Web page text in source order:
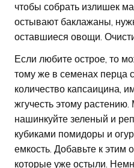
чтобы собрать излишек
остывают баклажаны,
оставшиеся овощи.
Если любите острое, то
тому же в семенах перца
количество капсаицина,
жгучесть этому
нашинкуйте зеленый и
кубиками помидоры и
емкость. Добавьте к
которые уже остыли.